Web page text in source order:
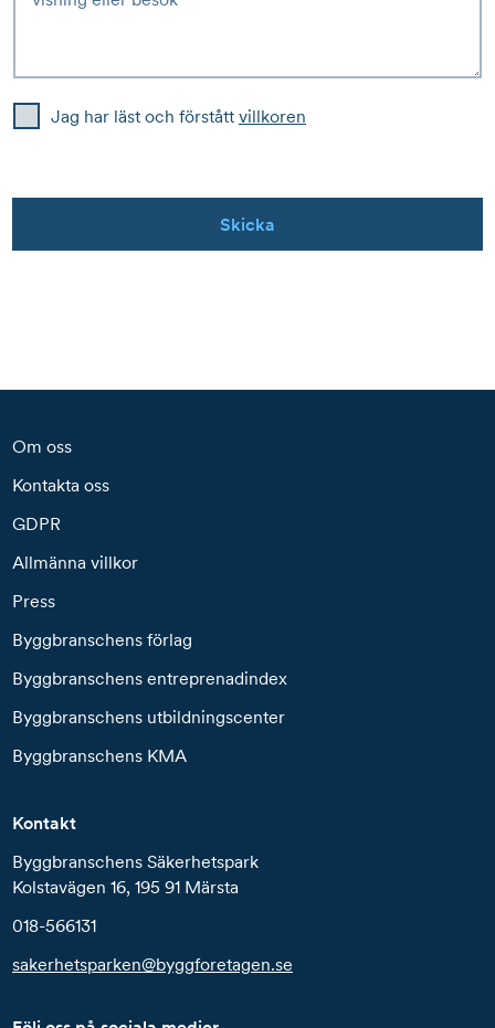
Jag har läst och förstått villkoren
Skicka
Om oss
Kontakta oss
GDPR
Allmänna villkor
Press
Byggbranschens förlag
Byggbranschens entreprenadindex
Byggbranschens utbildningscenter
Byggbranschens KMA
Kontakt
Byggbranschens Säkerhetspark
Kolstavägen 16, 195 91 Märsta
018-566131
sakerhetsparken@byggforetagen.se